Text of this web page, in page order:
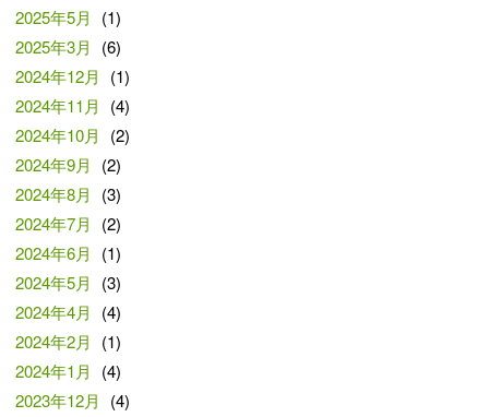
2025年5月
(1)
2025年3月
(6)
2024年12月
(1)
2024年11月
(4)
2024年10月
(2)
2024年9月
(2)
2024年8月
(3)
2024年7月
(2)
2024年6月
(1)
2024年5月
(3)
2024年4月
(4)
2024年2月
(1)
2024年1月
(4)
2023年12月
(4)